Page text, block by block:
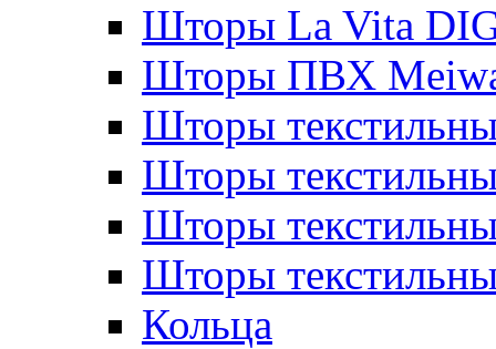
Шторы La Vita
Шторы ПВХ
Шторы
Шторы
Шторы
Шторы
Кольца